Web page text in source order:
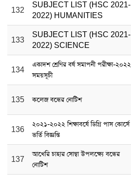
132
SUBJECT LIST (HSC 2021-
2022) HUMANITIES
133
SUBJECT LIST (HSC 2021-
2022) SCIENCE
134
একাদশ শ্রেণির বর্ষ সমাপনী পরীক্ষা-২০২২
সময়সূচী
135 কলেজ বন্ধের নোটিশ
136
২০২১-২০২২ শিক্ষাবর্ষে ডিগ্রি পাস কোর্সে
ভর্তি বিজ্ঞপ্তি
137
আখেরি চাহার সোম্বা উপলক্ষ্যে বন্ধের
নোটিশ